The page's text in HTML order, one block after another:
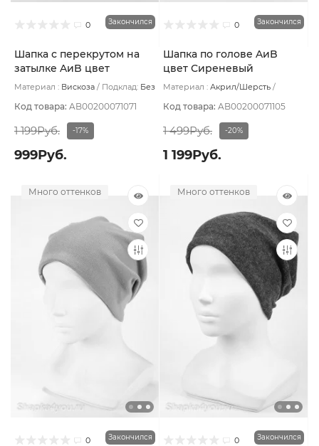
0 Закончился
Шапка с перекрутом на
затылке AиB цвет
Баклажановый/
Материал : Вискоза Подклад: Без
Код товара: AB00200071071
1 199Руб. -17%
999Руб.
0 Закончился
Шапка по голове AиB
цвет Сиреневый
Материал : Акрил/Шерсть
Код товара: AB00200071105
1 499Руб. -20%
1 199Руб.
Много оттенков
0 Закончился
Много оттенков
0 Закончился